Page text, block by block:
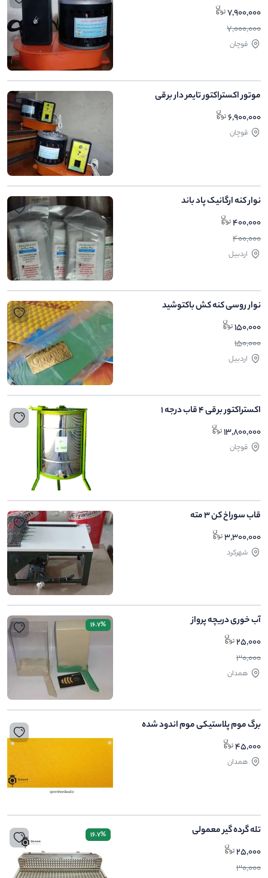
7,900,000
7,000,000
قوچان
موتور اکستراکتور تایمر دار برقی
6,900,000
قوچان
نوار کنه ارگانیک پاد باند
400,000
400,000
اردبیل
نوار روسی کنه کش باکتوشید
150,000
150,000
اردبیل
اکستراکتور برقی 4 قاب درجه 1
13,800,000
قوچان
قاب سوراخ کن ۳ مته
3,300,000
شهرکرد
آب خوری دریچه پرواز
25,000
30,000
همدان
16.7%
برگ موم پلاستیکی موم اندود شده
45,000
همدان
تله گرده گیر معمولی
25,000
30,000
16.7%